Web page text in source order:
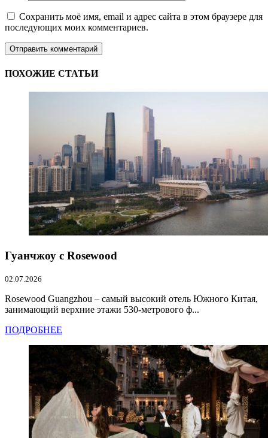
Сохранить моё имя, email и адрес сайта в этом браузере для
последующих моих комментариев.
ПОХОЖИЕ СТАТЬИ
Гуанчжоу с Rosewood
02.07.2026
Rosewood Guangzhou – самый высокий отель Южного Китая,
занимающий верхние этажи 530-метрового ф...
ПОДРОБНЕЕ